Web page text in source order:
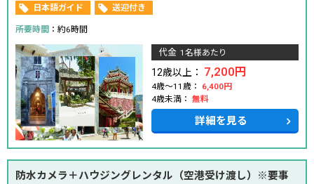
日本語ガイド 送迎付き
所要時間 ：約6時間
代金 1名様あたり
12歳以上： 7,200円
4歳～11歳：
6,400円
4歳未満： 無料
詳細を見る
防水カメラ＋ハウジングレンタル（空港受け渡し）※要事